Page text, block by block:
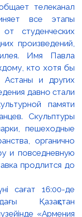
телеканал
все этапы
студенческих
произведений,
Имя Павла
кто хотя бы
и других
давно стали
памяти
Скульптуры
пешеходные
органично
и повседневную
продлится до